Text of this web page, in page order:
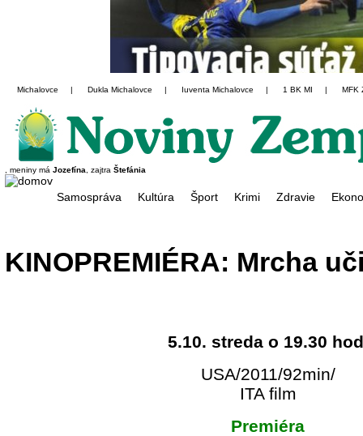
Michalovce | Dukla Michalovce | Iuventa Michalovce | 1 BK MI | MFK
, meniny má Jozefína , zajtra Štefánia
Samospráva Kultúra Šport Krimi Zdravie
KINOPREMIÉRA: Mrcha
5.10. streda o 19.30
USA/2011/92min/
ITA film
Premiéra